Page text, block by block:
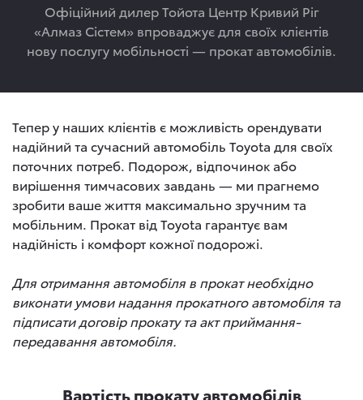
Офіційний дилер Тойота Центр Кривий Ріг
«Алмаз Сістем» впроваджує для своїх клієнтів
нову послугу мобільності — прокат автомобілів.
Тепер у наших клієнтів є можливість орендувати
надійний та сучасний автомобіль Toyota для своїх
поточних потреб. Подорож, відпочинок або
вирішення тимчасових завдань — ми прагнемо
зробити ваше життя максимально зручним та
мобільним. Прокат від Toyota гарантує вам
надійність і комфорт кожної подорожі.
Для отримання автомобіля в прокат необхідно
виконати умови надання прокатного автомобіля та
підписати договір прокату та акт приймання-
передавання автомобіля.
Вартість прокату автомобілів